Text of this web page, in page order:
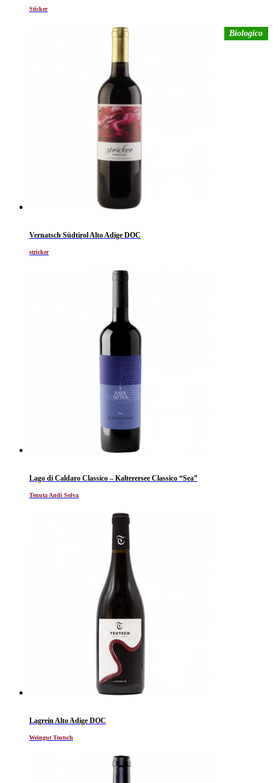
Sticker
Biologico
Vernatsch Südtirol Alto Adige DOC
stricker
Lago di Caldaro Classico – Kalterersee Classico “Sea”
Tenuta Andi Solva
Lagrein Alto Adige DOC
Weingut Teutsch